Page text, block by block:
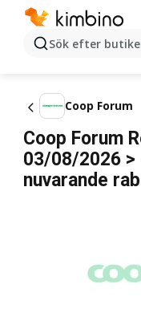
Sök efter
Coop Forum
Coop Forum
03/08/2026 >
nuvarande